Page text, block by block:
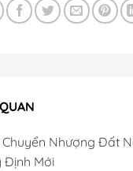
Nhượng Đất
Định Mới